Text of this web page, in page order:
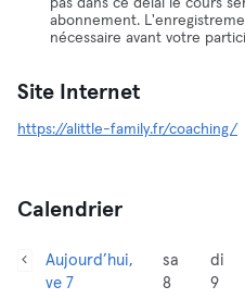
pas dans ce délai le cours
abonnement.
nécessaire avant votre
Site Internet
https://alittle-family.fr/coaching/
Calendrier
Aujourd’hui,
ve 7
sa
8
di
9